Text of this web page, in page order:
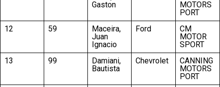
Gaston
MOTORS
PORT
12
59
Maceira,
Juan
Ignacio
Ford
CM
MOTOR
SPORT
13
99
Damiani,
Bautista
Chevrolet
CANNING
MOTORS
PORT